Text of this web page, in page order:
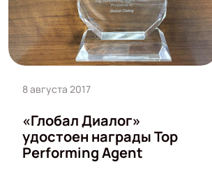
8 августа 2017
«Глобал Диалог»
удостоен награды Top
Performing Agent